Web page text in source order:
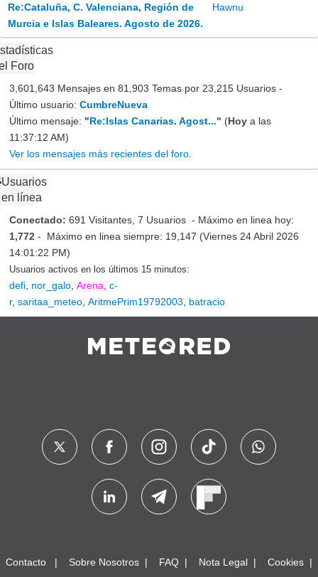
Re:Cataluña, C. Valenciana, Región de
Murcia e Islas Baleares. Agosto de 2026.
Hawnu
Foro
3,601,643 Mensajes en 81,903 Temas por 23,215 Usuarios -
Último usuario: CumbreNueva
Último mensaje: "Re:Islas Canarias. Agost..." (Hoy a las
11:37:12 AM)
Ver los mensajes más recientes del foro.
Usuarios
en línea
Conectado: 691 Visitantes, 7 Usuarios - Máximo en linea hoy:
1,772 - Máximo en linea siempre: 19,147 (Viernes 24 Abril 2026
14:01:22 PM)
Usuarios activos en los últimos 15 minutos:
defi nor_galo Arena c-
r, saritaa_meteo AritmePrim19792003 batracio
Contacto Sobre Nosotros FAQ Nota Legal Cookies